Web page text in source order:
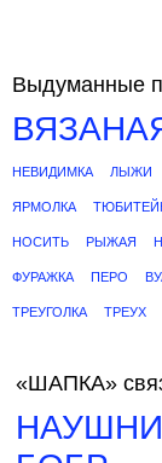
Выдуманные
НЕВИДИМКА ЛЫЖИ
ЯРМОЛКА
НОСИТЬ РЫЖАЯ
ФУРАЖКА ПЕРО
ТРЕУГОЛКА ТРЕУХ
«ШАПКА»